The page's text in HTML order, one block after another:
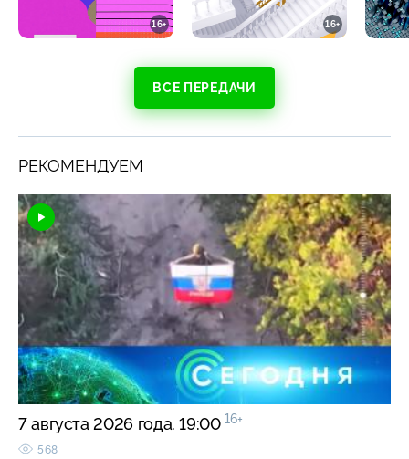
16+ 16+
ВСЕ ПЕРЕДАЧИ
РЕКОМЕНДУЕМ
7 августа 2026 года. 19:00 16+
568